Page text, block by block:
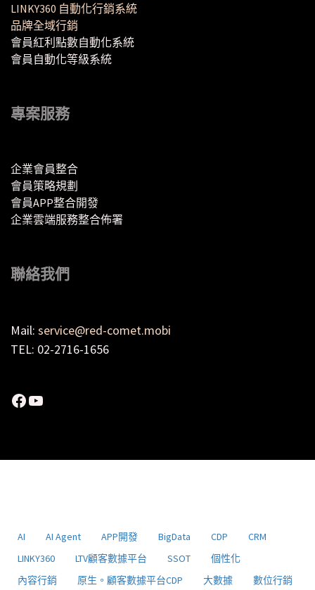
LINKY360 自動化行銷系統
品牌全域行銷
會員紅利點數自動化系統
會員自動化等級系統
專案服務
企業會員整合
會員策略規劃
會員APP整合開發
企業雲端服務整合佈署
聯絡我們
Mail: service@red-comet.mobi
TEL: 02-2716-1656
Facebook
YouTube
AI AI Agent APP開發 BigData CDP
CRM
LINKY360
LTV顧客數據平台 SSOT
個性化
內容行銷
原生。顧客數據平台CDP 大數據 數位行銷